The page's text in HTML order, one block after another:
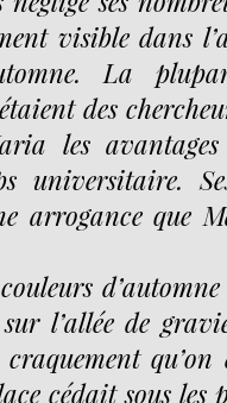
visible dans
La
des
les
universitaire.
arrogance que
sur l’allée de
cédait sous les